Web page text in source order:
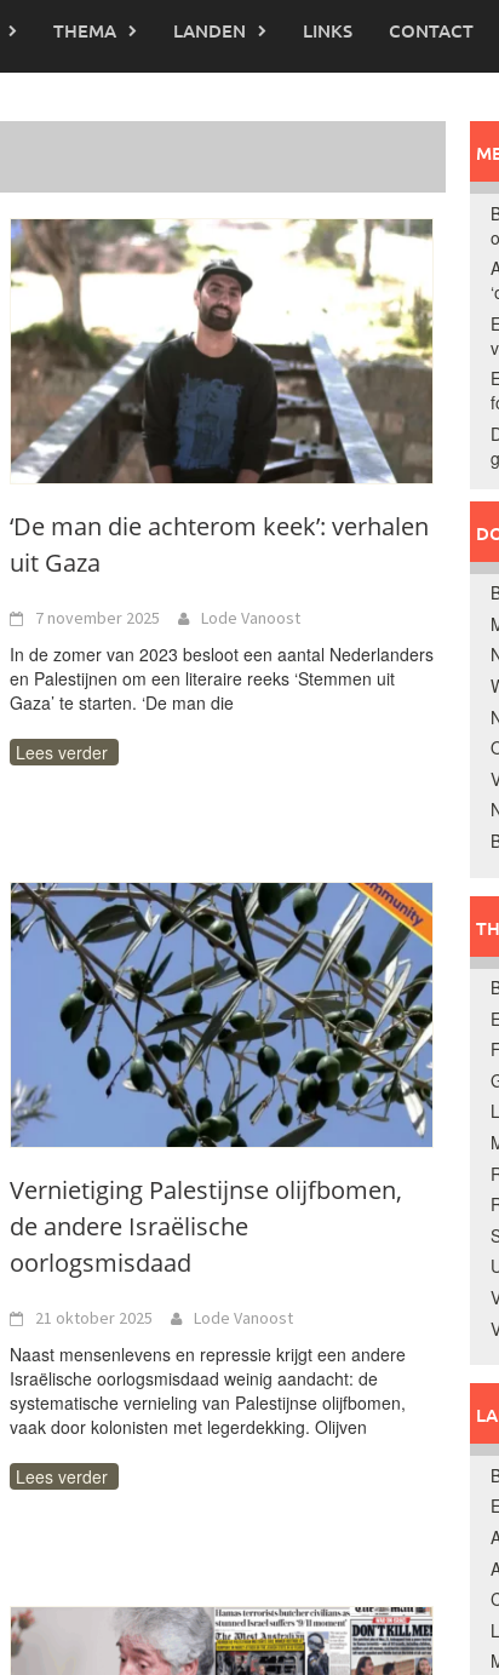
THEMA LANDEN LINKS CONTACT
‘De man die achterom keek’: verhalen
uit Gaza
7 november 2025 Lode Vanoost
In de zomer van 2023 besloot een aantal Nederlanders
en Palestijnen om een literaire reeks ‘Stemmen uit
Gaza’ te starten. ‘De man die
Lees verder
Vernietiging Palestijnse olijfbomen,
de andere Israëlische
oorlogsmisdaad
21 oktober 2025 Lode Vanoost
Naast mensenlevens en repressie krijgt een andere
Israëlische oorlogsmisdaad weinig aandacht: de
systematische vernieling van Palestijnse olijfbomen,
vaak door kolonisten met legerdekking. Olijven
Lees verder